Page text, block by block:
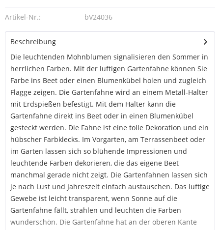
Artikel-Nr.: bV24036
Beschreibung
Die leuchtenden Mohnblumen signalisieren den Sommer in
herrlichen Farben. Mit der luftigen Gartenfahne können Sie
Farbe ins Beet oder einen Blumenkübel holen und zugleich
Flagge zeigen. Die Gartenfahne wird an einem Metall-Halter
mit Erdspießen befestigt. Mit dem Halter kann die
Gartenfahne direkt ins Beet oder in einen Blumenkübel
gesteckt werden. Die Fahne ist eine tolle Dekoration und ein
hübscher Farbklecks. Im Vorgarten, am Terrassenbeet oder
im Garten lassen sich so blühende Impressionen und
leuchtende Farben dekorieren, die das eigene Beet
manchmal gerade nicht zeigt. Die Gartenfahnen lassen sich
je nach Lust und Jahreszeit einfach austauschen. Das luftige
Gewebe ist leicht transparent, wenn Sonne auf die
Gartenfahne fällt, strahlen und leuchten die Farben
wunderschön. Die Gartenfahne hat an der oberen Kante